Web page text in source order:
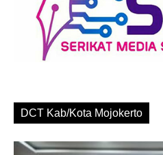
DCT Kab/Kota Mojokerto